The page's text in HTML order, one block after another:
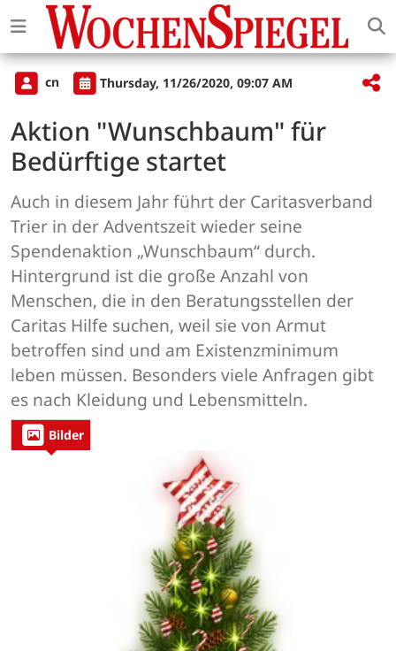
cn Thursday, 11/26/2020, 09:07 AM
Aktion "Wunschbaum" für
Bedürftige startet
Auch in diesem Jahr führt der Caritasverband
Trier in der Adventszeit wieder seine
Spendenaktion „Wunschbaum“ durch.
Hintergrund ist die große Anzahl von
Menschen, die in den Beratungsstellen der
Caritas Hilfe suchen, weil sie von Armut
betroffen sind und am Existenzminimum
leben müssen. Besonders viele Anfragen gibt
es nach Kleidung und Lebensmitteln.
Bilder